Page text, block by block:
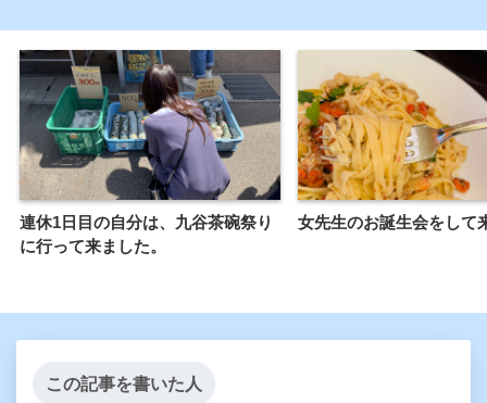
連休1日目の自分は、九谷茶碗祭り
に行って来ました。
女先生のお誕生会をして
この記事を書いた人